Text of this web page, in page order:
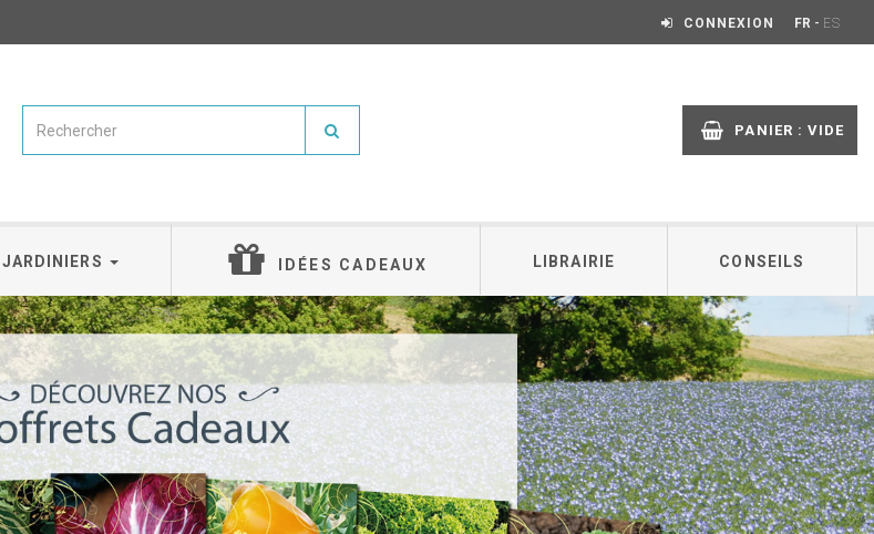
CONNEXION FR - ES
PANIER : VIDE
IDÉES CADEAUX LIBRAIRIE CONSEILS